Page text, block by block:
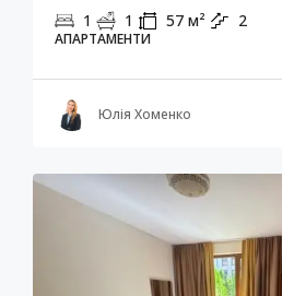
1 1 57 м² 2
АПАРТАМЕНТИ
Юлія Хоменко